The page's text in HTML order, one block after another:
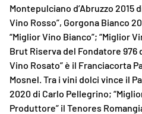
Montepulciano d’Abruzzo 2015
Vino Rosso”, Gorgona Bianco
“Miglior Vino Bianco”; “Miglior
Brut Riserva del Fondatore 976
Vino Rosato” è il Franciacorta
Mosnel. Tra i vini dolci vince il
2020 di Carlo Pellegrino;
Produttore” il Tenores